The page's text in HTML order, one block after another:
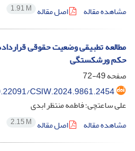
مشاهده مقاله
اصل مقاله 1.91 M
مطالعه تطبیقی وضعیت حقوقی
حکم ورشکستگی
صفحه49-72
CSIW.2024.9861.2454
علی ساعتچی؛ فاطمه منتظر ابدی
مشاهده مقاله
اصل مقاله 2.15 M